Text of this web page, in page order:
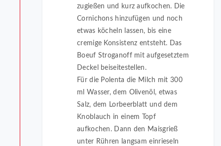
zugießen und kurz aufkochen. Die
Cornichons hinzufügen und noch
etwas köcheln lassen, bis eine
cremige Konsistenz entsteht. Das
Boeuf Stroganoff mit aufgesetztem
Deckel beiseitestellen.
Für die Polenta die Milch mit 300
ml Wasser, dem Olivenöl, etwas
Salz, dem Lorbeerblatt und dem
Knoblauch in einem Topf
aufkochen. Dann den Maisgrieß
unter Rühren langsam einrieseln